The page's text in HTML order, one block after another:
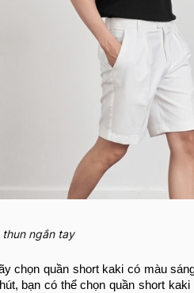
ngắn tay
chọn quần short kaki có màu
bạn có thể chọn quần short kaki